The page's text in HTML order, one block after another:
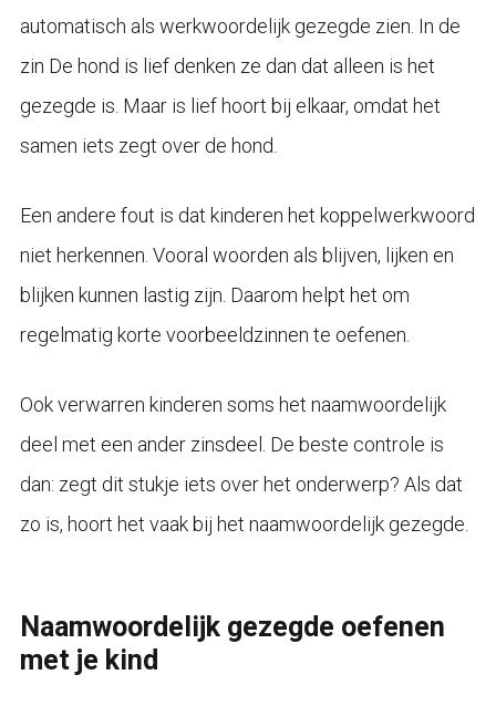
automatisch als werkwoordelijk gezegde zien. In de
zin De hond is lief denken ze dan dat alleen is het
gezegde is. Maar is lief hoort bij elkaar, omdat het
samen iets zegt over de hond.
Een andere fout is dat kinderen het koppelwerkwoord
niet herkennen. Vooral woorden als blijven, lijken en
blijken kunnen lastig zijn. Daarom helpt het om
regelmatig korte voorbeeldzinnen te oefenen.
Ook verwarren kinderen soms het naamwoordelijk
deel met een ander zinsdeel. De beste controle is
dan: zegt dit stukje iets over het onderwerp? Als dat
zo is, hoort het vaak bij het naamwoordelijk gezegde.
Naamwoordelijk gezegde oefenen
met je kind